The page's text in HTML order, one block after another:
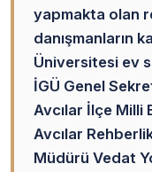
yapmakta olan
danışmanların
Üniversitesi ev
İGÜ Genel
Avcılar İlçe Milli
Avcılar
Müdürü Vedat